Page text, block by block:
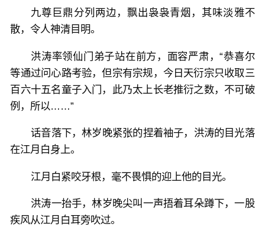
九尊巨鼎分列两边，飘出袅袅青烟，其味淡雅不
散，令人神清目明。
洪涛率领仙门弟子站在前方，面容严肃，“恭喜尔
等通过问心路考验，但宗有宗规，今日天衍宗只收取三
百六十五名童子入门，此乃太上长老推衍之数，不可破
例，所以……”
话音落下，林岁晚紧张的捏着袖子，洪涛的目光落
在江月白身上。
江月白紧咬牙根，毫不畏惧的迎上他的目光。
洪涛一抬手，林岁晚尖叫一声捂着耳朵蹲下，一股
疾风从江月白耳旁吹过。